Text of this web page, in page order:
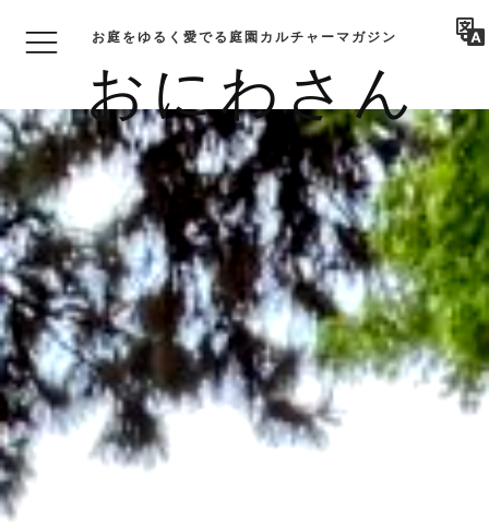
おにわさん
お庭をゆるく愛でる庭園カルチャーマガジン